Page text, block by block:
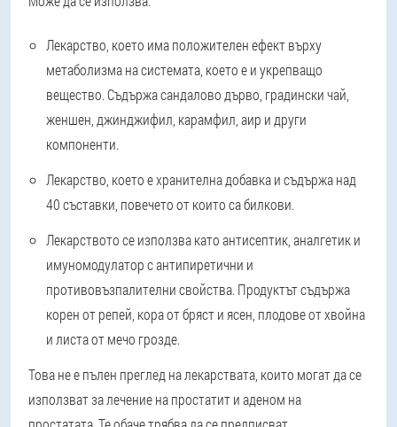
Лекарство, което има положителен ефект върху
метаболизма на системата, което е и укрепващо
вещество. Съдържа сандалово дърво, градински чай,
женшен, джинджифил, карамфил, аир и други
компоненти.
Лекарство, което е хранителна добавка и съдържа над
40 съставки, повечето от които са билкови.
Лекарството се използва като антисептик, аналгетик и
имуномодулатор с антипиретични и
противовъзпалителни свойства. Продуктът съдържа
корен от репей, кора от бряст и ясен, плодове от хвойна
и листа от мечо грозде.
Това не е пълен преглед на лекарствата, които могат да се
използват за лечение на простатит и аденом на